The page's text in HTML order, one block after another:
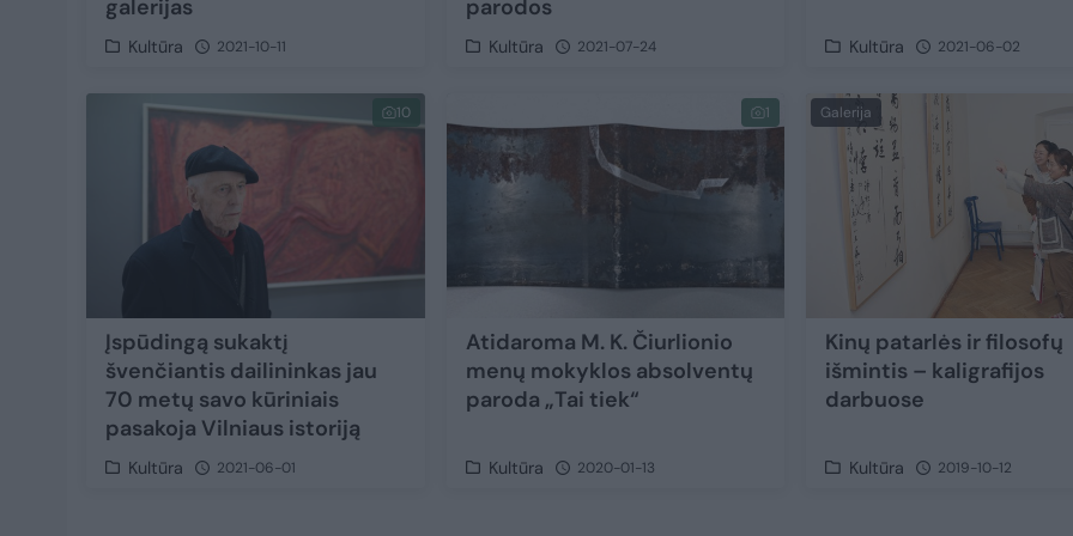
galerijas
Kultūra 2021-10-11
parodos
Kultūra 2021-07-24 Kultūra 2021-06-02
10
Įspūdingą sukaktį
švenčiantis dailininkas jau
70 metų savo kūriniais
pasakoja Vilniaus istoriją
Kultūra 2021-06-01
1
Atidaroma M. K. Čiurlionio
menų mokyklos absolventų
paroda „Tai tiek“
Kultūra 2020-01-13
Galerija
Kinų patarlės ir filosofų
išmintis – kaligrafijos
darbuose
Kultūra 2019-10-12